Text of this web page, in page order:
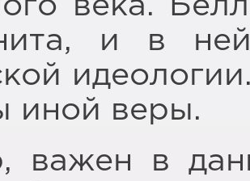
века.
и в
иной веры.
важен в